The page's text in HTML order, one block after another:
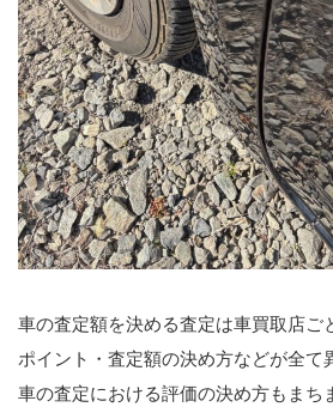
車の査定額を決める査定は車買取店ご
ポイント・査定額の決め方などが全て
車の査定における評価の決め方もまち